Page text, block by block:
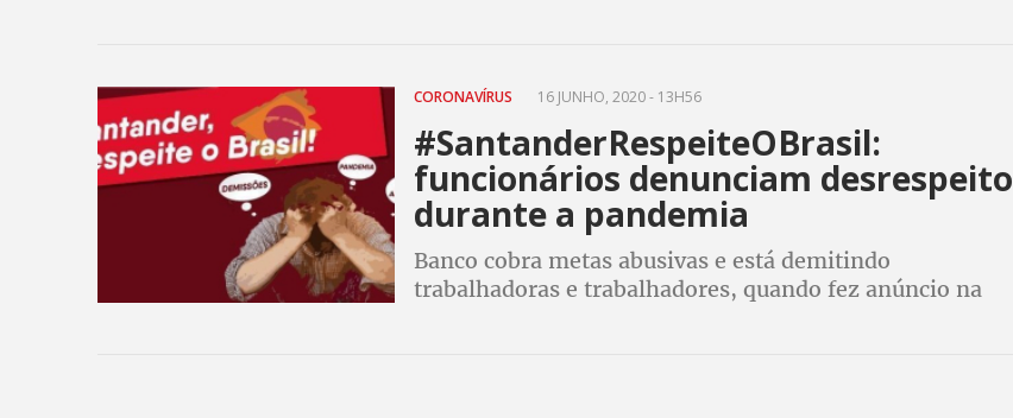
CORONAVÍRUS 16 JUNHO, 2020 - 13H56
#SantanderRespeiteOBrasil:
funcionários denunciam desrespeito
durante a pandemia
Banco cobra metas abusivas e está demitindo
trabalhadoras e trabalhadores, quando fez anúncio na